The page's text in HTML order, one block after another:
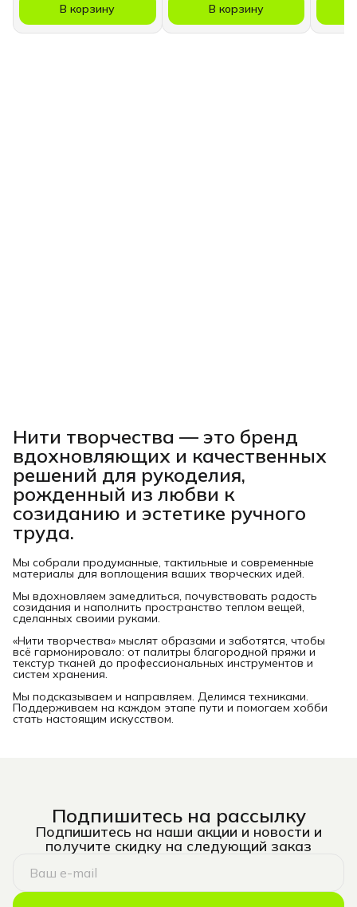
В корзину
В корзину
Нити творчества — это бренд
вдохновляющих и качественных
решений для рукоделия,
рожденный из любви к
созиданию и эстетике ручного
труда.
Мы собрали продуманные, тактильные и современные
материалы для воплощения ваших творческих идей.
Мы вдохновляем замедлиться, почувствовать радость
созидания и наполнить пространство теплом вещей,
сделанных своими руками.
«Нити творчества» мыслят образами и заботятся, чтобы
всё гармонировало: от палитры благородной пряжи и
текстур тканей до профессиональных инструментов и
систем хранения.
Мы подсказываем и направляем. Делимся техниками.
Поддерживаем на каждом этапе пути и помогаем хобби
стать настоящим искусством.
Подпишитесь на рассылку
Подпишитесь на наши акции и новости и
получите скидку на следующий заказ